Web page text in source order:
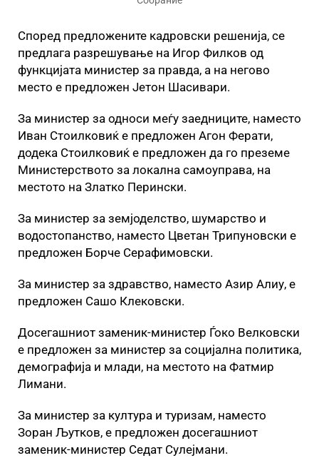
Според предложените кадровски решенија, се
предлага разрешување на Игор Филков од
функцијата министер за правда, а на негово
место е предложен Јетон Шасивари.
За министер за односи меѓу заедниците, наместо
Иван Стоилковиќ е предложен Агон Ферати,
додека Стоилковиќ е предложен да го преземе
Министерството за локална самоуправа, на
местото на Златко Перински.
За министер за земјоделство, шумарство и
водостопанство, наместо Цветан Трипуновски е
предложен Борче Серафимовски.
За министер за здравство, наместо Азир Алиу, е
предложен Сашо Клековски.
Досегашниот заменик-министер Ѓоко Велковски
е предложен за министер за социјална политика,
демографија и млади, на местото на Фатмир
Лимани.
За министер за култура и туризам, наместо
Зоран Љутков, е предложен досегашниот
заменик-министер Седат Сулејмани.